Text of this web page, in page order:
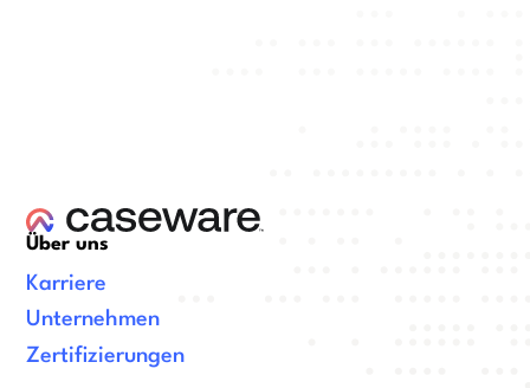
Über uns
Karriere
Unternehmen
Zertifizierungen